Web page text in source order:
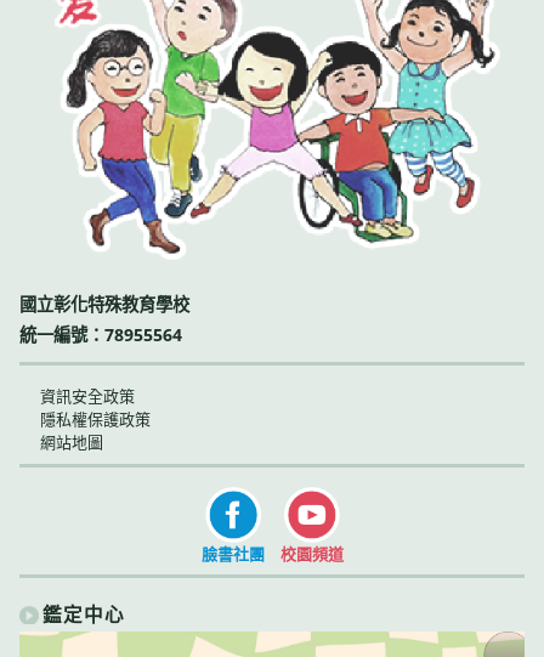
國立彰化特殊教育學校
統一編號：78955564
資訊安全政策
隱私權保護政策
網站地圖
臉書社團 校園頻道
鑑定中心